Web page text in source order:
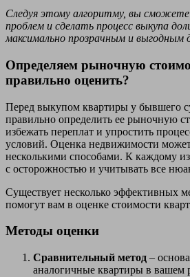
Следуя этому алгоритму, вы
проблем и сделать процесс выкупа
максимально прозрачным и выгодным
Определяем рыночную
правильно оценить?
Перед выкупом квартиры у бывшего
правильно определить ее рыночную
избежать переплат и упростить
условий. Оценка недвижимости
несколькими способами. К каждому
с осторожностью и учитывать все
Существует несколько эффективных
помогут вам в оценке стоимости
Методы оценки
Сравнительный метод –
аналогичные квартиры в вашем